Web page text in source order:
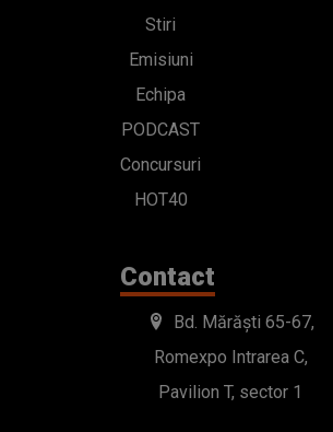
Stiri
Emisiuni
Echipa
PODCAST
Concursuri
HOT40
Contact
Bd. Mărăști 65-67,
Romexpo Intrarea C,
Pavilion T, sector 1